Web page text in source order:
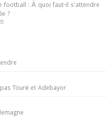
football : À quoi faut-il s’attendre
?
Touré et Adebayor